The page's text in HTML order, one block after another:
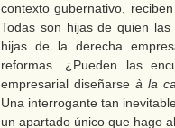
contexto gubernativo,
Todas son hijas de quien
hijas de la derecha
reformas. ¿Pueden las
empresarial diseñarse à la
Una interrogante tan
un apartado único que hago